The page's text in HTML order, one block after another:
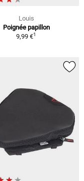
Louis
Poignée papillon
9,99 €1